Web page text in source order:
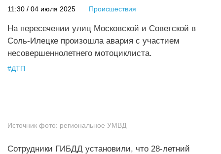
11:30 / 04 июля 2025 Происшествия
На пересечении улиц Московской и Советской в
Соль-Илецке произошла авария с участием
несовершеннолетнего мотоциклиста.
#ДТП
Источник фото: региональное УМВД
Сотрудники ГИБДД установили, что 28-летний